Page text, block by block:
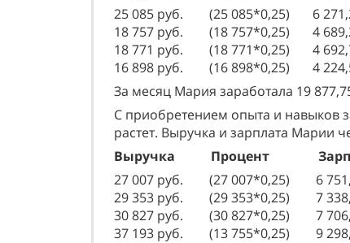
25 085 руб. (25 085*0,25) 6
18 757 руб. (18 757*0,25) 4
18 771 руб. (18 771*0,25) 4
16 898 руб. (16 898*0,25) 4
За месяц Мария заработала 19
С приобретением опыта и навыков
растет. Выручка и зарплата Марии
Выручка Процент
27 007 руб. (27 007*0,25) 6
29 353 руб. (29 353*0,25) 7
30 827 руб. (30 827*0,25) 7
37 193 руб. (13 755*0,25) 9